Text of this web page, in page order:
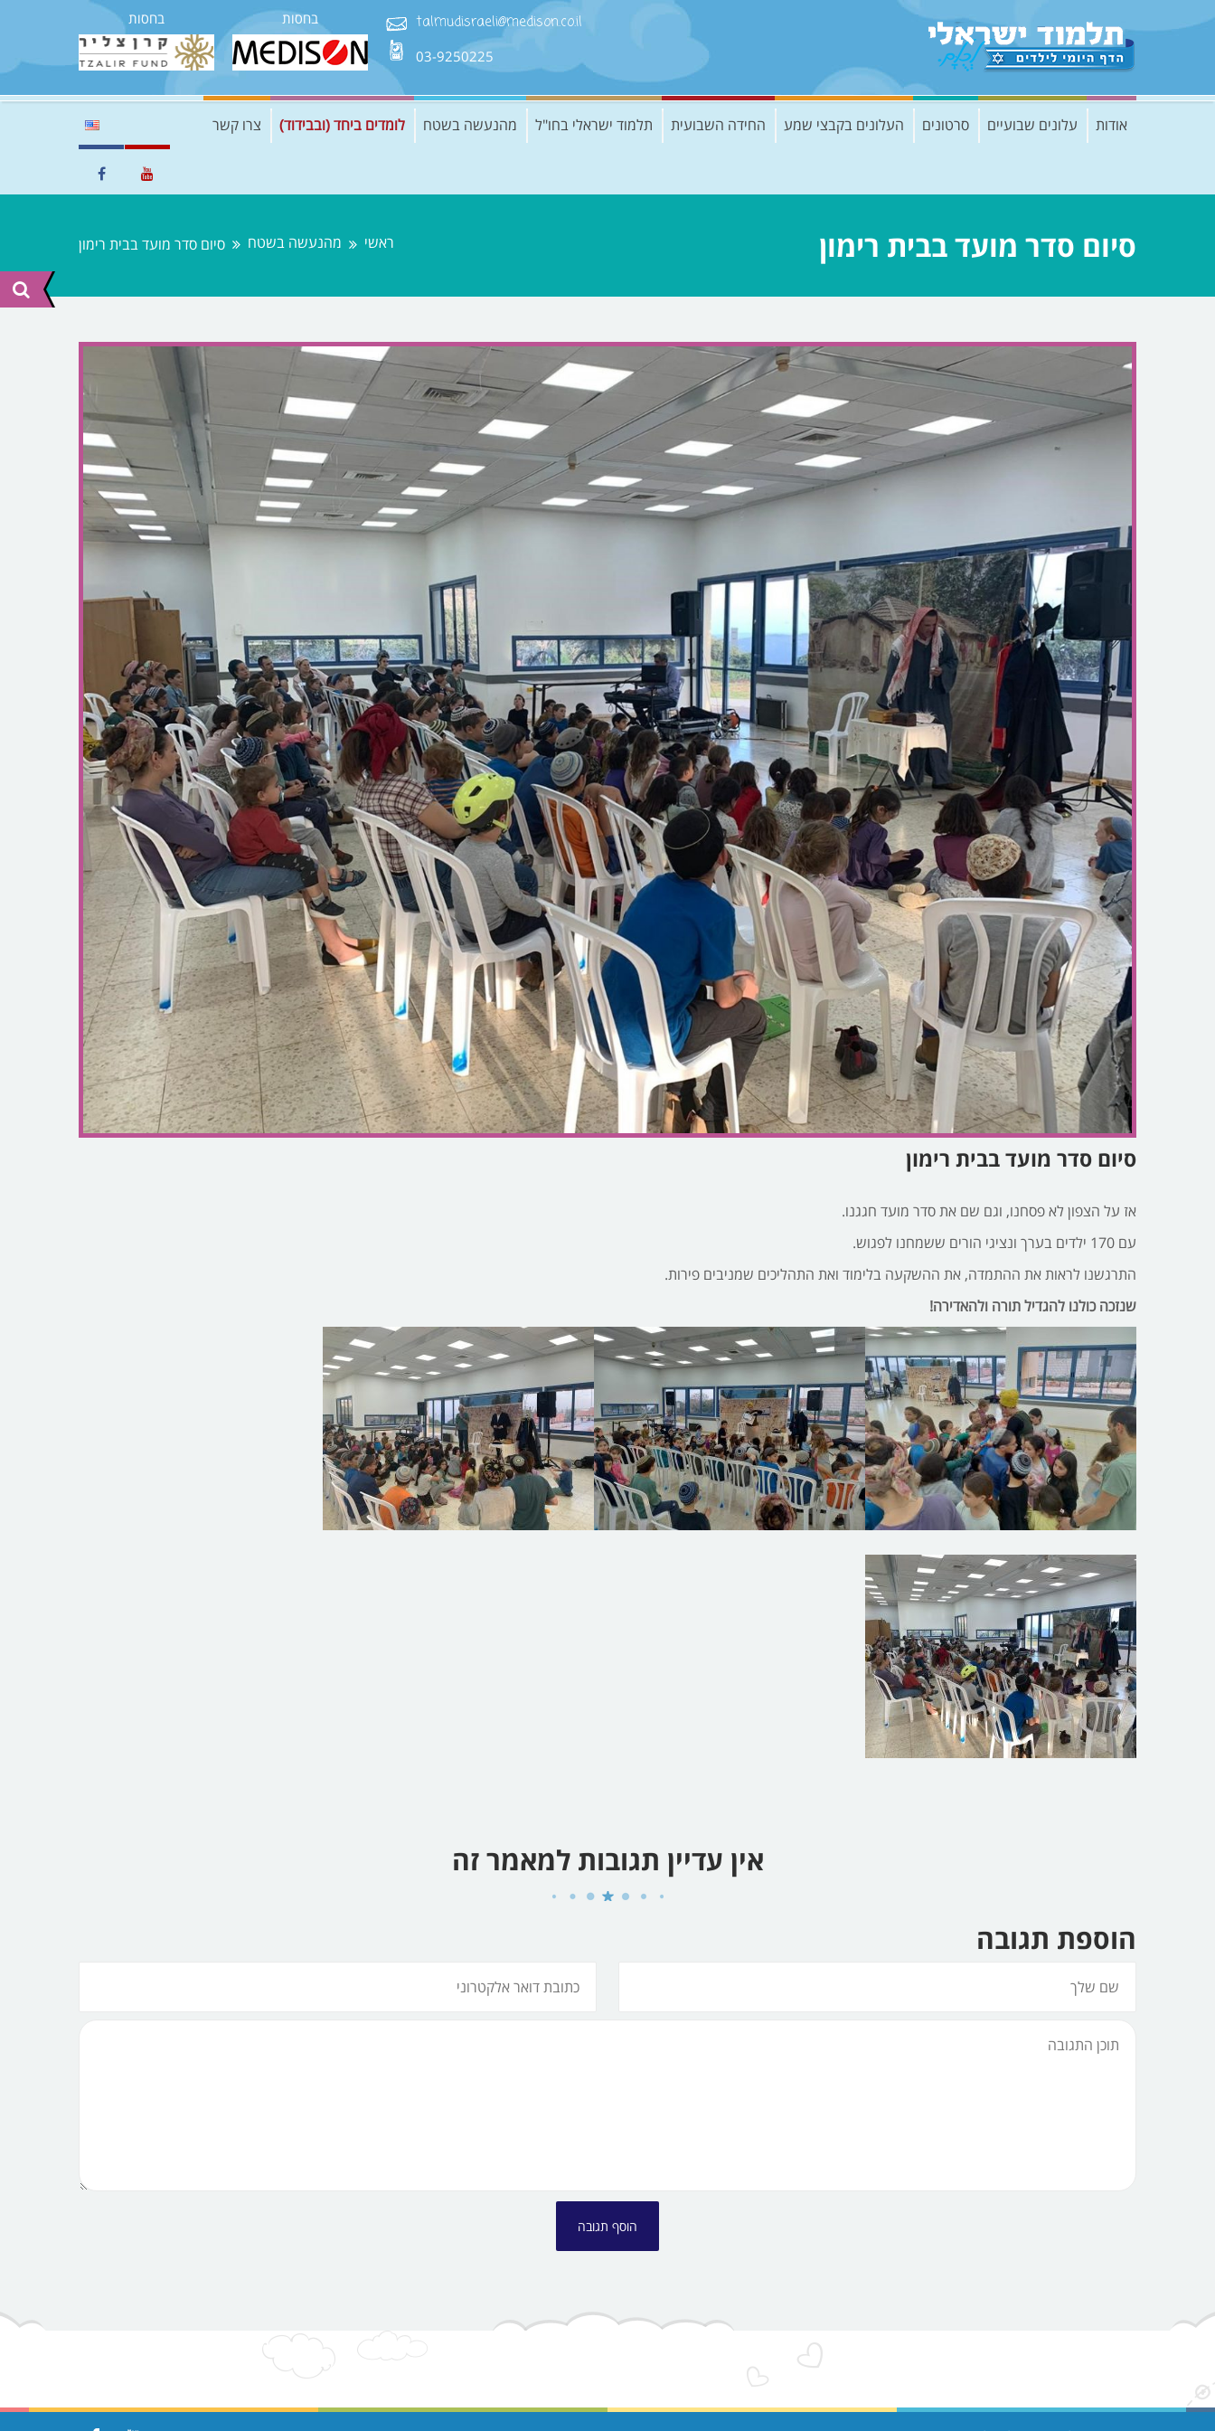
בחסות בחסות talmudisraeli@medison.co.il
03-9250225
אודות עלונים שבועיים סרטונים העלונים בקבצי שמע החידה השבועית תלמוד ישראלי בחו"ל מהנעשה בשטח לומדים ביחד (ובבידוד) צרו קשר
סיום סדר מועד בבית רימון ראשי מהנעשה בשטח סיום סדר מועד בבית רימון
סיום סדר מועד בבית רימון
אז על הצפון לא פסחנו, וגם שם את סדר מועד חגגנו.
עם 170 ילדים בערך ונציגי הורים ששמחנו לפגוש.
התרגשנו לראות את ההתמדה, את ההשקעה בלימוד ואת התהליכים שמניבים פירות.
שנזכה כולנו להגדיל תורה ולהאדירה!
אין עדיין תגובות למאמר זה
הוספת תגובה